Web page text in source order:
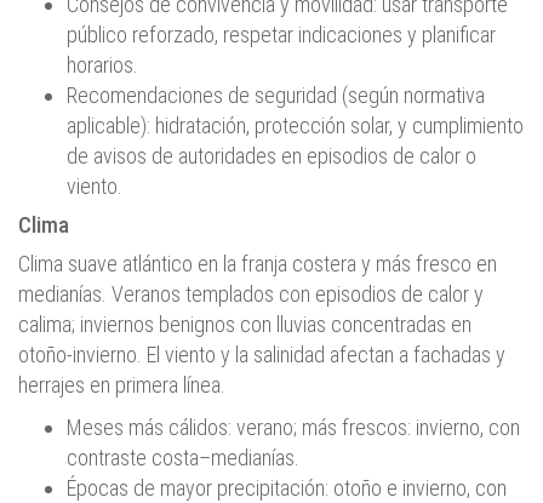
público reforzado, respetar indicaciones y planificar
horarios.
Recomendaciones de seguridad (según normativa
aplicable): hidratación, protección solar, y cumplimiento
de avisos de autoridades en episodios de calor o
viento.
Clima
Clima suave atlántico en la franja costera y más fresco en
medianías. Veranos templados con episodios de calor y
calima; inviernos benignos con lluvias concentradas en
otoño-invierno. El viento y la salinidad afectan a fachadas y
herrajes en primera línea.
Meses más cálidos: verano; más frescos: invierno, con
contraste costa–medianías.
Épocas de mayor precipitación: otoño e invierno, con